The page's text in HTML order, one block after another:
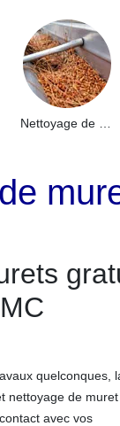
quelconques,
nettoyage de
avec vos